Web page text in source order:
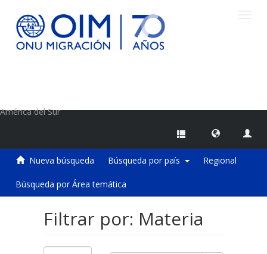
América del Sur
Nueva búsqueda Búsqueda por país Regional
Búsqueda por Área temática
Filtrar por: Materia